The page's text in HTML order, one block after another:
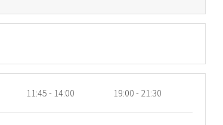
11:45 - 14:00 19:00 - 21:30